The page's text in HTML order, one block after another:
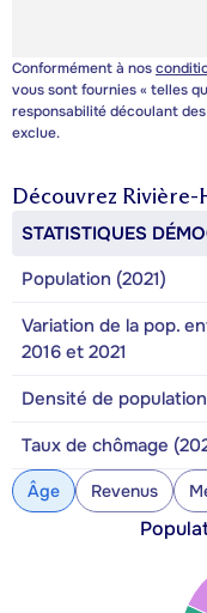
Conformément à nos
vous sont fournies « telles
responsabilité découlant
exclue.
Découvrez Rivière-
STATISTIQUES
Population (2021)
Variation de la pop.
2016 et 2021
Densité de population
Taux de chômage
Âge Revenus